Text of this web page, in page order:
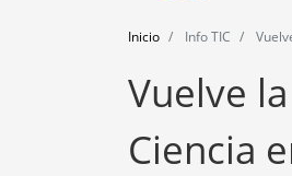
Inicio Info TIC
Vuelve
Ciencia